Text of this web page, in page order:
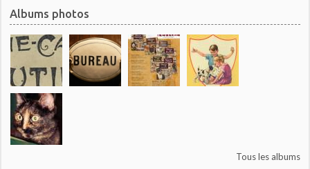
Albums photos
Tous les albums